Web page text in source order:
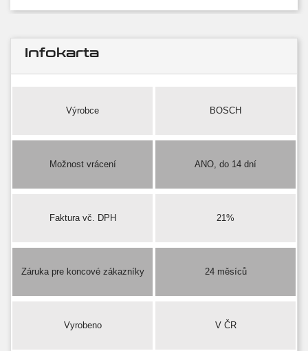
Infokarta
Výrobce BOSCH
Možnost vrácení ANO, do 14 dní
Faktura vč. DPH 21%
Záruka pre koncové zákazníky 24 měsíců
Vyrobeno V ČR